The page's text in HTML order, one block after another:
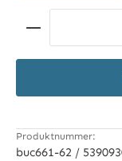
Produkt
Produktnummer:
buc661-62 /